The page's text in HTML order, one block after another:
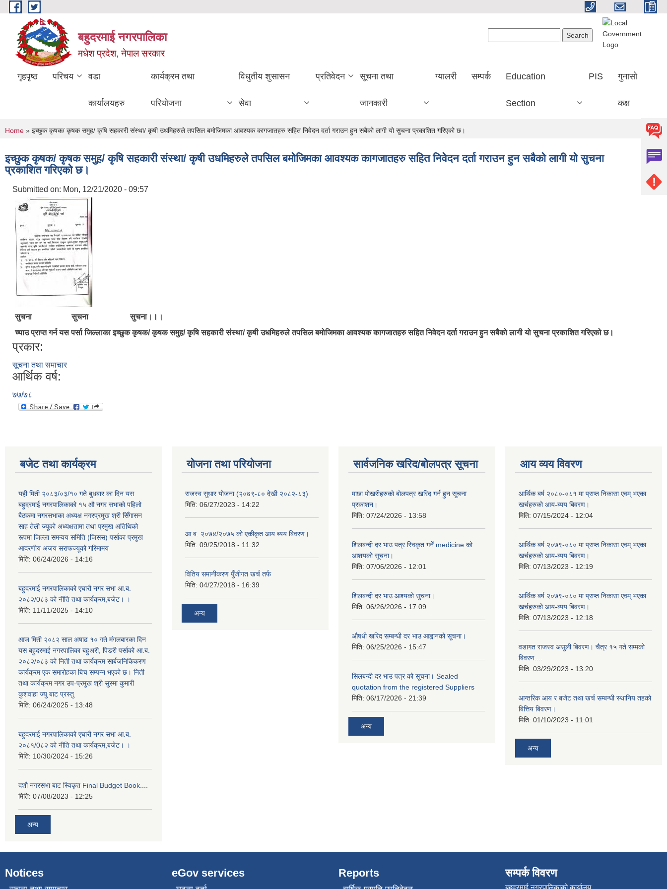
Skip to main content
बहुदरमाई नगरपालिका
मधेश प्रदेश, नेपाल सरकार
गृहपृष्ठ परिचय वडा
कार्यालयहरु
कार्यक्रम तथा
परियोजना
विधुतीय शुसासन
सेवा
प्रतिवेदन सूचना तथा
जानकारी
ग्यालरी सम्पर्क Education
Section
PIS गुनासो
कक्ष
You are here
Home » इच्छुक कृषक/ कृषक समुह/ कृषि सहकारी संस्था/ कृषी उधमिहरुले तपसिल बमोजिमका आवश्यक कागजातहरु सहित निवेदन दर्ता गराउन हुन सबैको लागी यो सुचना प्रकाशित गरिएको छ।
इच्छुक कृषक/ कृषक समुह/ कृषि सहकारी संस्था/ कृषी उधमिहरुले तपसिल बमोजिमका आवश्यक कागजातहरु सहित निवेदन दर्ता गराउन हुन सबैको लागी यो सुचना
प्रकाशित गरिएको छ।
Submitted on: Mon, 12/21/2020 - 09:57
सुचना सुचना सुचना।।।
च्याउ प्राप्त गर्न यस पर्सा जिल्लाका इच्छुक कृषक/ कृषक समुह/ कृषि सहकारी संस्था/ कृषी उधमिहरुले तपसिल बमोजिमका आवश्यक कागजातहरु सहित निवेदन दर्ता गराउन हुन सबैको लागी यो सुचना प्रकाशित गरिएको छ।
प्रकार:
सूचना तथा समाचार
आर्थिक वर्ष:
७७/७८
बजेट तथा कार्यक्रम
यही मिती २०८३/०३/१० गते बुधबार का दिन यस
बहुदरमाई नगरपालिकाको १५ औ नगर सभाको पहिलो
बैठकमा नगरसभाका अध्यक्ष नगरप्रमुख श्री सिँगासन
साह तेली ज्यूको अध्यक्षतामा तथा प्रमुख अतिथिको
रूपमा जिल्ला समन्वय समिति (जिसस) पर्साका प्रमुख
आदरणीय अजय सराफज्यूको गरिमामय
मिति: 06/24/2026 - 14:16
बहुदरमाई नगरपालिकाको एघारौ नगर सभा आ.ब.
२०८२/0८३ को नीति तथा कार्यक्रम,बजेट। ।
मिति: 11/11/2025 - 14:10
आज मिती २०८२ साल अषाढ १० गते मंगलबारका दिन
यस बहुदरमाई नगरपालिका बहुअरी, पिडरी पर्साको आ.ब.
२०८२/०८३ को निती तथा कार्यक्रम सार्बजनिकिकरण
कार्यक्रम एक समारोहका बिच सम्पन्न भएको छ। निती
तथा कार्यक्रम नगर उप-प्रमुख श्री सुस्मा कुमारी
कुशवाहा ज्यु बाट प्रस्तु
मिति: 06/24/2025 - 13:48
बहुदरमाई नगरपालिकाको एघारौ नगर सभा आ.ब.
२०८१/0८२ को नीति तथा कार्यक्रम,बजेट। ।
मिति: 10/30/2024 - 15:26
दशौ नगरसभा बाट स्विकृत Final Budget Book....
मिति: 07/08/2023 - 12:25
अन्य
योजना तथा परियोजना
राजस्व सुधार योजना (२०७९-८० देखी २०८२-८३)
मिति: 06/27/2023 - 14:22
आ.ब. २०७४/२०७५ को एकीकृत आय ब्यय बिवरण।
मिति: 09/25/2018 - 11:32
वितिय समानीकरण पुँजीगत खर्च तर्फ
मिति: 04/27/2018 - 16:39
अन्य
सार्वजनिक खरिद/बोलपत्र सूचना
माछा पोखरीहरुको बोलपत्र खरिद गर्न हुन सूचना
प्रकाशन।
मिति: 07/24/2026 - 13:58
शिलबन्दी दर भाउ पत्र स्विकृत गर्ने medicine को
आशयको सूचना।
मिति: 07/06/2026 - 12:01
शिलबन्दी दर भाउ आश्यको सुचना।
मिति: 06/26/2026 - 17:09
औषधी खरिद सम्बन्धी दर भाउ आह्वानको सूचना।
मिति: 06/25/2026 - 15:47
सिलबन्दी दर भाउ पत्र को सूचना। Sealed
quotation from the registered Suppliers
मिति: 06/17/2026 - 21:39
अन्य
आय व्यय विवरण
आर्थिक बर्ष २०८०-०८१ मा प्राप्त निकासा एवम् भएका
खर्चहरुको आय-ब्यय बिवरण।
मिति: 07/15/2024 - 12:04
आर्थिक बर्ष २०७९-०८० मा प्राप्त निकासा एवम् भएका
खर्चहरुको आय-ब्यय बिवरण।
मिति: 07/13/2023 - 12:19
आर्थिक बर्ष २०७९-०८० मा प्राप्त निकासा एवम् भएका
खर्चहरुको आय-ब्यय बिवरण।
मिति: 07/13/2023 - 12:18
वडागत राजस्व असुली बिवरण। चैत्र १५ गते सम्मको
बिवरण....
मिति: 03/29/2023 - 13:20
आन्तरिक आय र बजेट तथा खर्च सम्बन्धी स्थानिय तहको
बित्तिय बिवरण।
मिति: 01/10/2023 - 11:01
अन्य
Notices eGov services Reports सम्पर्क विवरण
बहुदरमाई नगरपालिकाको कार्यालय